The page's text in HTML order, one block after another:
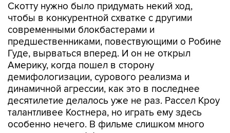
Скотту нужно было придумать некий ход,
чтобы в конкурентной схватке с другими
современными блокбастерами и
предшественниками, повествующими о Робине
Гуде, вырваться вперед. И он не открыл
Америку, когда пошел в сторону
демифологизации, сурового реализма и
динамичной агрессии, как это в последнее
десятилетие делалось уже не раз. Рассел Кроу
талантливее Костнера, но играть ему здесь
особенно нечего. В фильме слишком много